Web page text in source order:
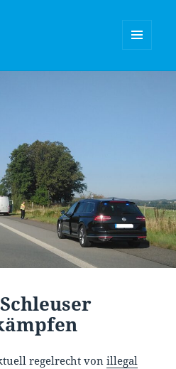
regelrecht vonillegal